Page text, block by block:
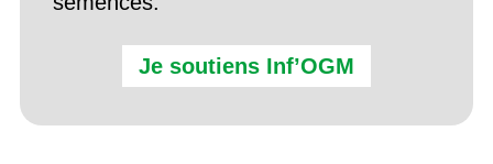
Je soutiens Inf’OGM